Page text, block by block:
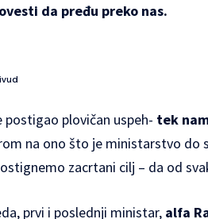
da pređu preko nas.
plovičan uspeh- tek
na ono što je ministarstvo do
zacrtani cilj – da od
prvi i poslednji ministar, alfa